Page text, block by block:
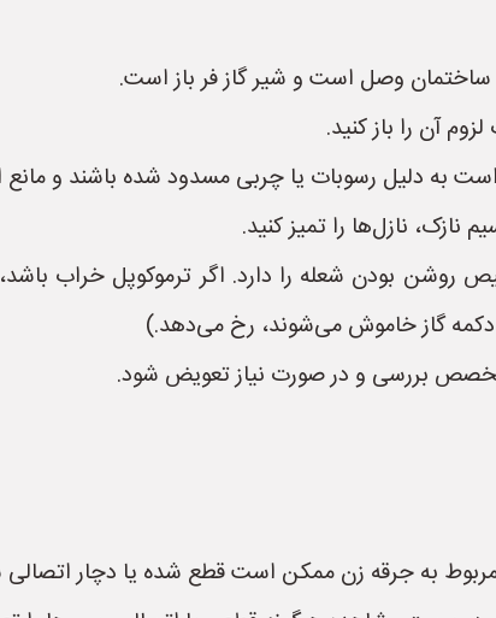
وصل است و شیر گاز فر باز است.
آن را باز کنید.
به دلیل رسوبات یا چربی مسدود شده باشند و مانع
نازل‌ها را تمیز کنید.
روشن بودن شعله را دارد. اگر ترموکوپل خراب
دکمه گاز خاموش می‌شوند، رخ می‌دهد.)
بررسی و در صورت نیاز تعویض شود.
به جرقه زن ممکن است قطع شده یا دچار اتصالی